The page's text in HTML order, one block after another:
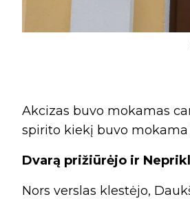
Akcizas buvo mokamas
spirito kiekį buvo mokama
Dvarą prižiūrėjo ir
Nors verslas klestėjo,